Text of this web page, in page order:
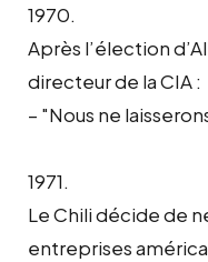
1970.
Après l’élection
directeur de la CIA :
– "Nous ne
1971.
Le Chili décide de
entreprises